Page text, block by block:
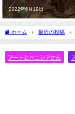
したか 目はしっかり
2018年9月2日
ホーム 最近の投稿
シアさん
アートとベニシアさん